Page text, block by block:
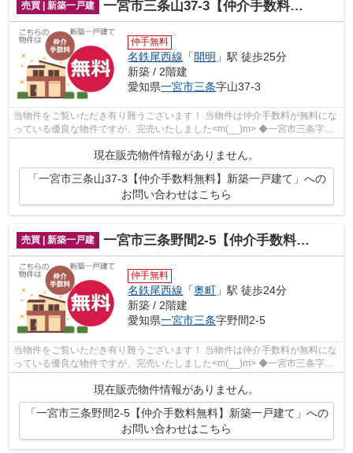
売買 | 新築一戸建 一宮市三条山37-3【仲介手数料無料】新築一戸建て
仲手無料
名鉄尾西線 「開明 」駅 徒歩25分
新築 / 2階建
愛知県一宮市三条字山37-3
当物件をご覧いただき有り難うございます！ 当物件は仲介手数料が無料にな
っている優良な物件ですが、完売いたしました<m(__)m> ◆一宮市三条字山
現在販売物件情報がありません。
「一宮市三条山37-3【仲介手数料無料】新築一戸建て」への
お問い合わせはこちら
売買 | 新築一戸建 一宮市三条野間2-5【仲介手数料無料】新築一戸建て
仲手無料
名鉄尾西線 「奥町 」駅 徒歩24分
新築 / 2階建
愛知県一宮市三条字野間2-5
当物件をご覧いただき有り難うございます！ 当物件は仲介手数料が無料にな
っている優良な物件ですが、完売いたしました<m(__)m> ◆一宮市三条字野
間でのマイホーム購入で費用...
現在販売物件情報がありません。
「一宮市三条野間2-5【仲介手数料無料】新築一戸建て」への
お問い合わせはこちら